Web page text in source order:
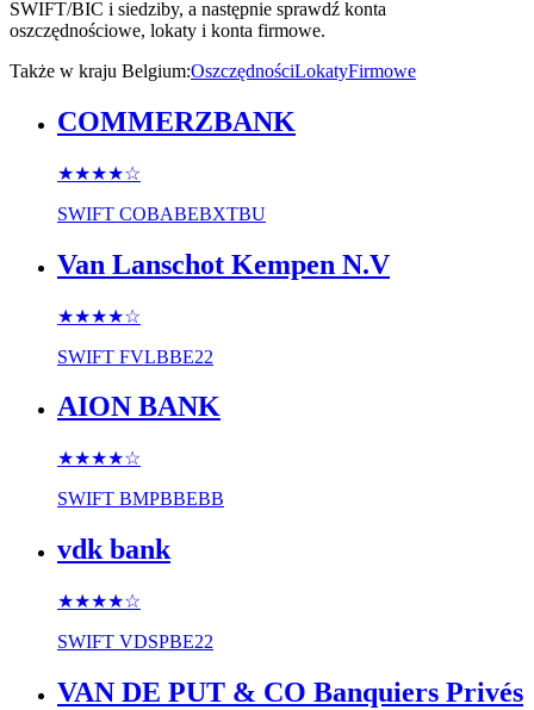
SWIFT/BIC i siedziby, a następnie sprawdź konta
oszczędnościowe, lokaty i konta firmowe.
Także w kraju Belgium:OszczędnościLokatyFirmowe
COMMERZBANK
★★★★☆
SWIFT COBABEBXTBU
Van Lanschot Kempen N.V
★★★★☆
SWIFT FVLBBE22
AION BANK
★★★★☆
SWIFT BMPBBEBB
vdk bank
★★★★☆
SWIFT VDSPBE22
VAN DE PUT & CO Banquiers Privés